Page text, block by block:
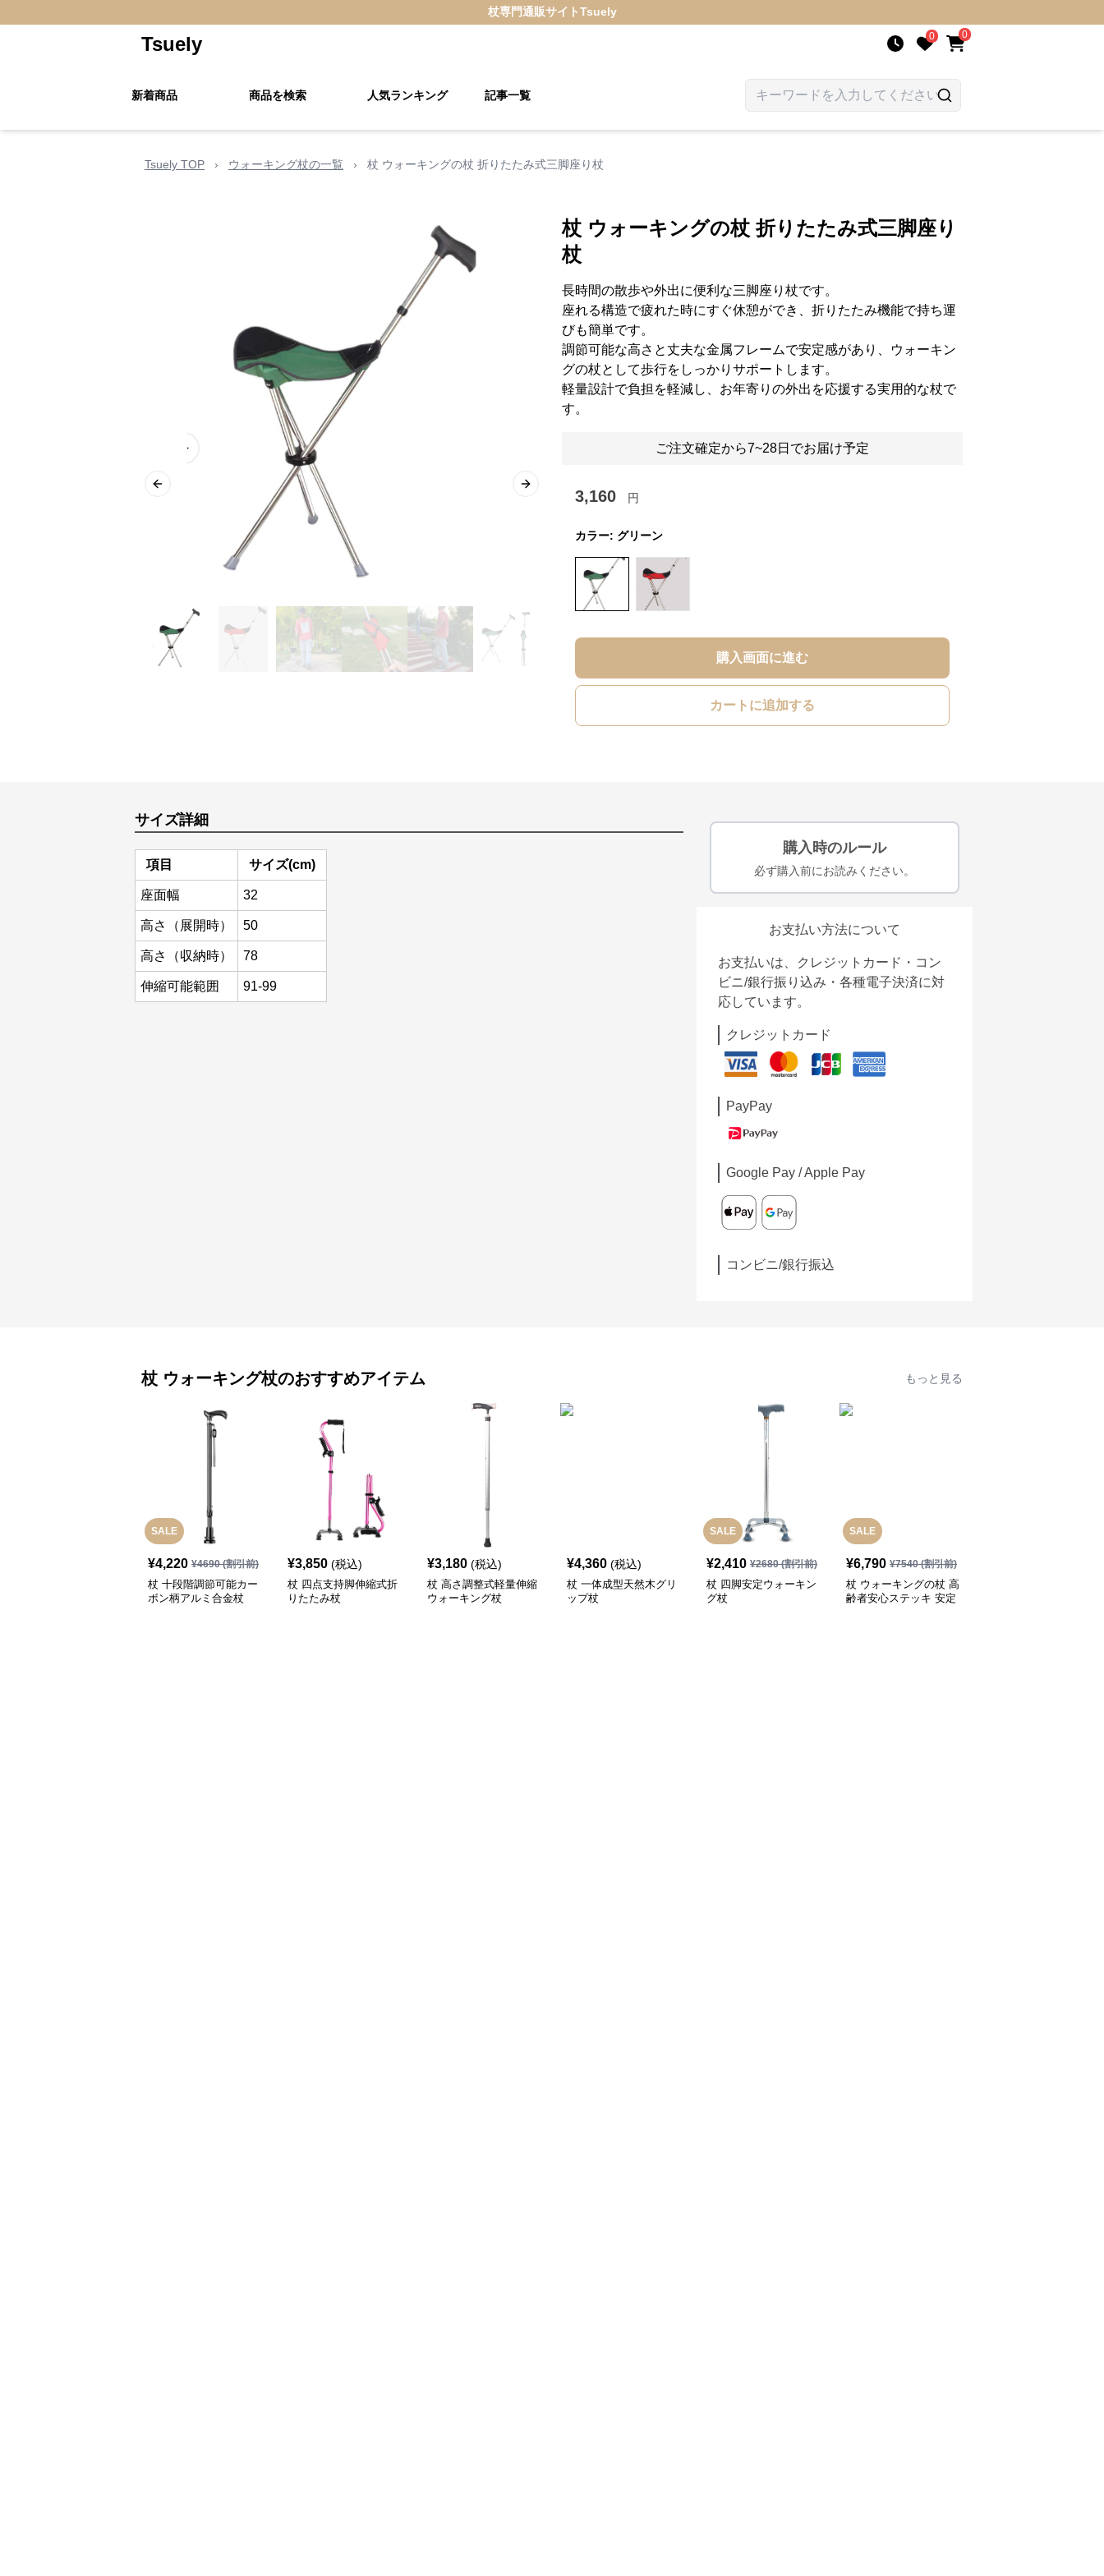
杖専門通販サイトTsuely
Tsuely 0 0
新着商品 商品を検索 人気ランキング 記事一覧
Tsuely TOP › ウォーキング杖の一覧 › 杖 ウォーキングの杖 折りたたみ式三脚座り杖
Previous slide Next slide
杖 ウォーキングの杖 折りたたみ式三脚座り
杖
長時間の散歩や外出に便利な三脚座り杖です。
座れる構造で疲れた時にすぐ休憩ができ、折りたたみ機能で持ち運
びも簡単です。
調節可能な高さと丈夫な金属フレームで安定感があり、ウォーキン
グの杖として歩行をしっかりサポートします。
軽量設計で負担を軽減し、お年寄りの外出を応援する実用的な杖で
す。
ご注文確定から7~28日でお届け予定
3,160 円
カラー: グリーン
購入画面に進む
カートに追加する
サイズ詳細
項目 サイズ(cm)
座面幅 32
高さ（展開時） 50
高さ（収納時） 78
伸縮可能範囲 91-99
購入時のルール
必ず購入前にお読みください。
お支払い方法について
お支払いは、クレジットカード・コン
ビニ/銀行振り込み・各種電子決済に対
応しています。
クレジットカード
PayPay
Google Pay / Apple Pay
コンビニ/銀行振込
杖 ウォーキング杖のおすすめアイテム もっと見る
SALE
¥4,220 ¥4690(割引前)
杖 十段階調節可能カー
ボン柄アルミ合金杖
¥3,850 (税込)
杖 四点支持脚伸縮式折
りたたみ杖
¥3,180 (税込)
杖 高さ調整式軽量伸縮
ウォーキング杖
¥4,360 (税込)
杖 一体成型天然木グリ
ップ杖
SALE
¥2,410 ¥2680(割引前)
杖 四脚安定ウォーキン
グ杖
SALE
¥6,790 ¥7540(割引前)
杖 ウォーキングの杖 高
齢者安心ステッキ 安定